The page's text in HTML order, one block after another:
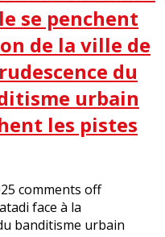
se penchent
de la ville de
du
urbain
les pistes
comments off
face à la
banditisme urbain